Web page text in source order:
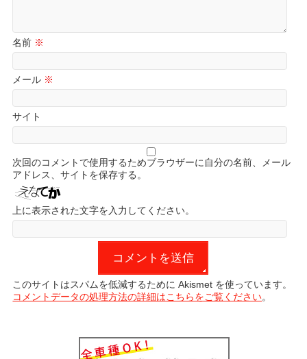
名前 ※
メール ※
サイト
次回のコメントで使用するためブラウザーに自分の名前、メール
アドレス、サイトを保存する。
上に表示された文字を入力してください。
このサイトはスパムを低減するために Akismet を使っています。
コメントデータの処理方法の詳細はこちらをご覧ください。